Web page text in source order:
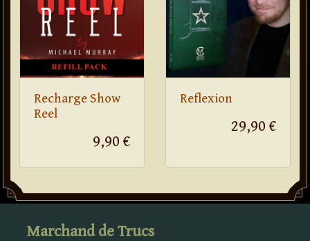
Recharge Show
Reel
9,90 €
Reflexion
29,90 €
Marchand de Trucs